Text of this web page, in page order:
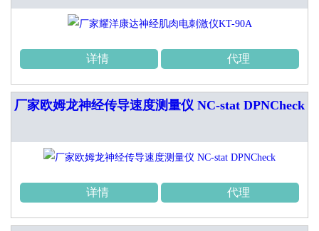
详情 代理
厂家欧姆龙神经传导速度测量仪 NC-stat DPNCheck
详情 代理